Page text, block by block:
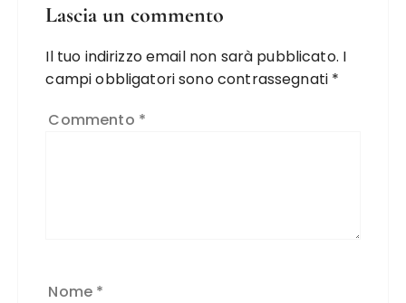
Lascia un commento
Il tuo indirizzo email non sarà pubblicato. I
campi obbligatori sono contrassegnati *
Commento *
Nome *